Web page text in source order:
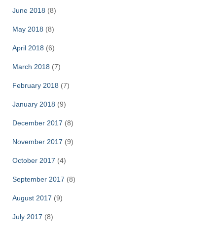
June 2018 (8)
May 2018 (8)
April 2018 (6)
March 2018 (7)
February 2018 (7)
January 2018 (9)
December 2017 (8)
November 2017 (9)
October 2017 (4)
September 2017 (8)
August 2017 (9)
July 2017 (8)